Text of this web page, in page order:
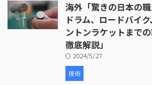
海外「驚きの日本の
ドラム、ロードバイ
ントンラケットまで
徹底解説」
2024/5/27
技術